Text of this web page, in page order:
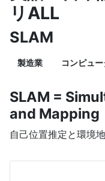
リALL
SLAM
製造業 コンピュ
SLAM =
and Mapping
自己位置推定と環境